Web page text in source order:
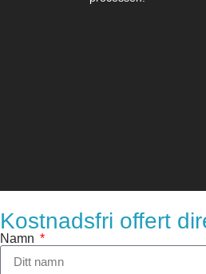
Kostnadsfri offert
Namn